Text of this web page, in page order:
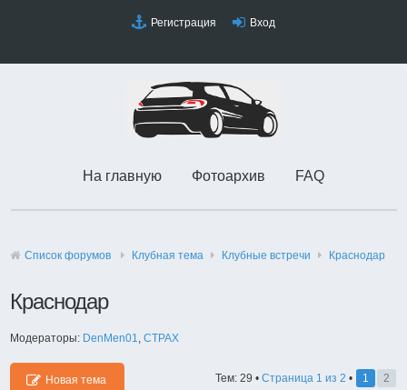
Регистрация Вход
На главную Фотоархив FAQ
Список форумов Клубная тема Клубные встречи Краснодар
Краснодар
Модераторы: DenMen01,CTPAX
Новая тема Тем: 29 • Страница 1 из 2 • 1 2